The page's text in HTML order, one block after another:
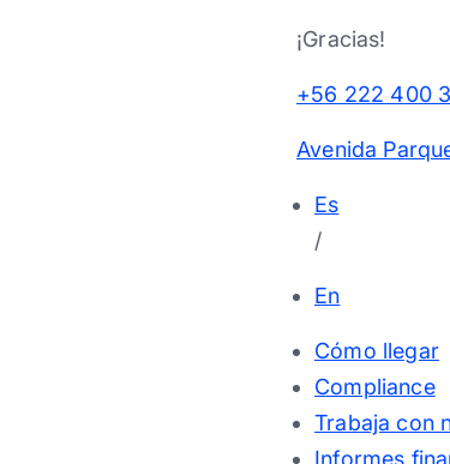
¡Gracias!
+56 222 400
Avenida
Es
/
En
Cómo llegar
Compliance
Trabaja con
Informes